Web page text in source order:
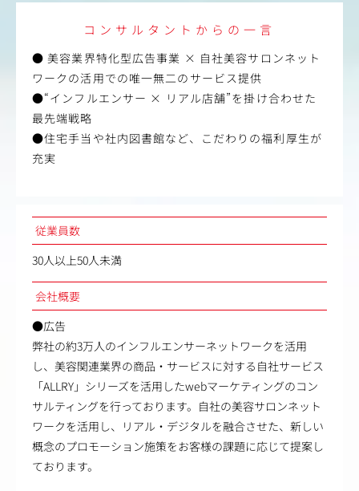
コンサルタントからの一言
● 美容業界特化型広告事業 × 自社美容サロンネット
ワークの活用での唯一無二のサービス提供
●“インフルエンサー × リアル店舗”を掛け合わせた
最先端戦略
●住宅手当や社内図書館など、こだわりの福利厚生が
充実
従業員数
30人以上50人未満
会社概要
●広告
弊社の約3万人のインフルエンサーネットワークを活用
し、美容関連業界の商品・サービスに対する自社サービス
「ALLRY」シリーズを活用したwebマーケティングのコン
サルティングを行っております。自社の美容サロンネット
ワークを活用し、リアル・デジタルを融合させた、新しい
概念のプロモーション施策をお客様の課題に応じて提案し
ております。